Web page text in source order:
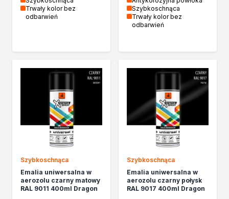
Remont
Grunty
Silikony
Impregnaty specjalistyczne
Impregnaty do drewna konstrukcyjnego
Impregnaty dekoracyjny do drewna
Projekty DIY
Lakiery dekoracyjne
Domowe porządki
Motoryzacja i reperacja
Artykuły sezonowe
Trwały kolor bez
odbarwień
Szybkoschnąca
Trwały kolor bez
odbarwień
Szybkoschnąca
Emalia uniwersalna w
aerozolu czarny matowy
RAL 9011 400ml Dragon
Szybkoschnąca
Emalia uniwersalna w
aerozolu czarny połysk
RAL 9017 400ml Dragon